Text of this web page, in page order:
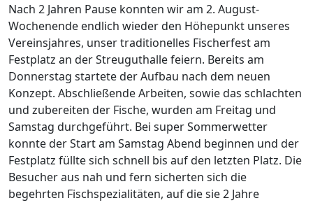
Nach 2 Jahren Pause konnten wir am 2. August-
Wochenende endlich wieder den Höhepunkt unseres
Vereinsjahres, unser traditionelles Fischerfest am
Festplatz an der Streuguthalle feiern. Bereits am
Donnerstag startete der Aufbau nach dem neuen
Konzept. Abschließende Arbeiten, sowie das schlachten
und zubereiten der Fische, wurden am Freitag und
Samstag durchgeführt. Bei super Sommerwetter
konnte der Start am Samstag Abend beginnen und der
Festplatz füllte sich schnell bis auf den letzten Platz. Die
Besucher aus nah und fern sicherten sich die
begehrten Fischspezialitäten, auf die sie 2 Jahre